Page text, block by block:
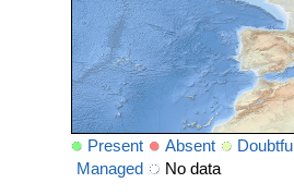
Present Absent Doubtful
Managed
No data